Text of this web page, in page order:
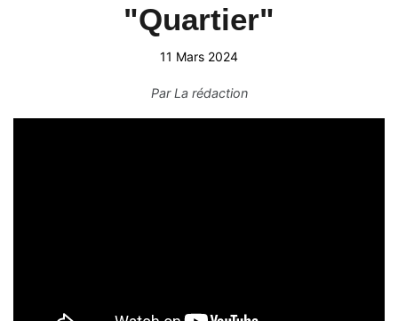
"Quartier"
11 Mars 2024
ParLa rédaction